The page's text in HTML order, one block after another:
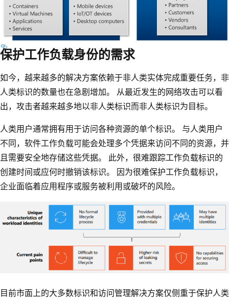
保护工作负载身份的需求
如今，越来越多的解决方案依赖于非人类实体完成重要任务，非
人类标识的数量也在急剧增加。 从最近发生的网络攻击可以看
出，攻击者越来越多地以非人类标识而非人类标识为目标。
人类用户通常拥有用于访问各种资源的单个标识。 与人类用户
不同，软件工作负载可能会处理多个凭据来访问不同的资源，并
且需要安全地存储这些凭据。 此外，很难跟踪工作负载标识的
创建时间或应何时撤销该标识。 因为很难保护工作负载标识，
企业面临着应用程序或服务被利用或破坏的风险。
目前市面上的大多数标识和访问管理解决方案仅侧重于保护人类